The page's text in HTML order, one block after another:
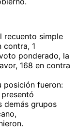
recuento simple
contra, 1
ponderado, la
168 en contra
posición fueron:
demás grupos